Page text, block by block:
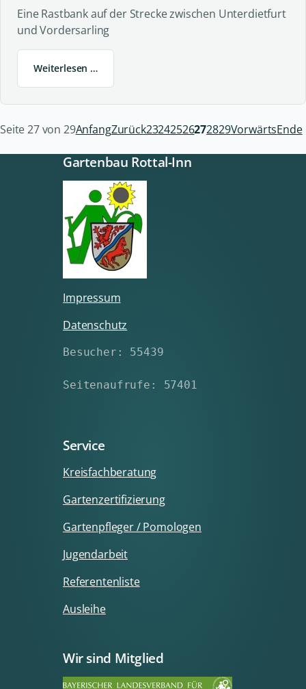
Eine Rastbank auf der Strecke zwischen Unterdietfurt
und Vordersarling
Weiterlesen …
Seite 27 von 29AnfangZurück23242526272829VorwärtsEnde
Gartenbau Rottal-Inn
Impressum
Datenschutz
Besucher: 55439
Seitenaufrufe: 57401
Service
Kreisfachberatung
Gartenzertifizierung
Gartenpfleger / Pomologen
Jugendarbeit
Referentenliste
Ausleihe
Wir sind Mitglied